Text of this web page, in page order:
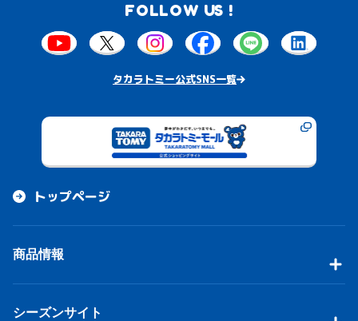
FOLLOW US !
タカラトミー公式SNS一覧
トップページ
商品情報
シーズンサイト